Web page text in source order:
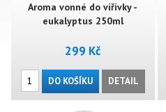
Aroma vonné do vířivky -
eukalyptus 250ml
299 Kč
DO KOŠÍKU DETAIL